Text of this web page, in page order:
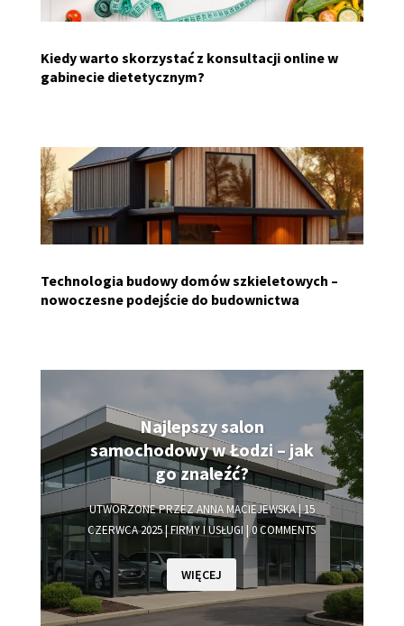
Kiedy warto skorzystać z konsultacji online w
gabinecie dietetycznym?
Technologia budowy domów szkieletowych –
nowoczesne podejście do budownictwa
Najlepszy salon
samochodowy w Łodzi – jak
go znaleźć?
UTWORZONE PRZEZANNA MACIEJEWSKA|15
CZERWCA 2025|FIRMY I USŁUGI | 0 COMMENTS
WIĘCEJ